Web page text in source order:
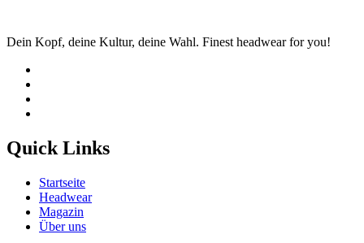
Dein Kopf, deine Kultur, deine Wahl. Finest headwear for you!
Quick Links
Startseite
Headwear
Magazin
Über uns